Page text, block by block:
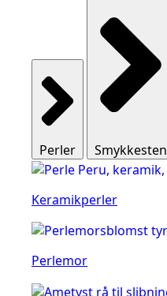
Perler Smykkesten
Keramikperler
Perlemor